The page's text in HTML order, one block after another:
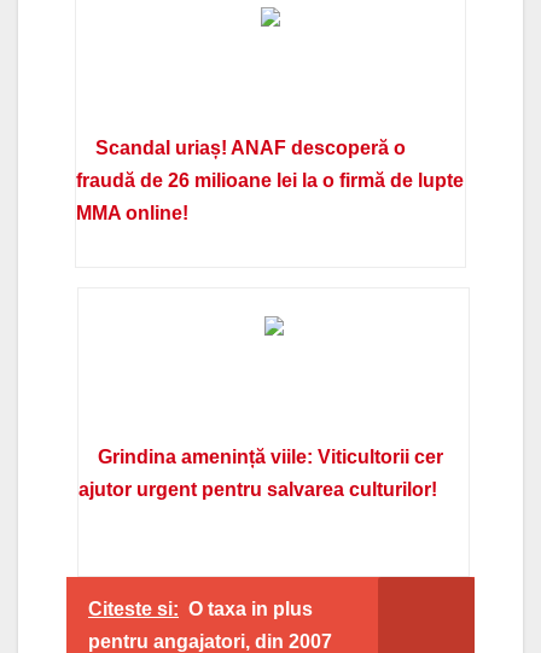
Scandal uriaș! ANAF descoperă o
fraudă de 26 milioane lei la o firmă de lupte
MMA online!
Grindina amenință viile: Viticultorii cer
ajutor urgent pentru salvarea culturilor!
Citeste si: O taxa in plus
pentru angajatori, din 2007